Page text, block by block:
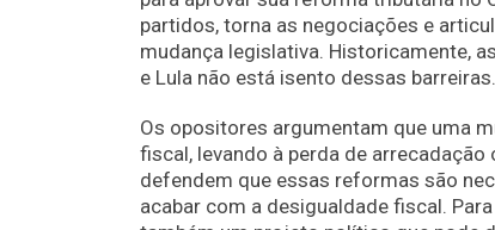
partidos, torna as negociações e
mudança legislativa. Historicamente,
e Lula não está isento dessas barreiras.
Os opositores argumentam que uma
fiscal, levando à perda de
defendem que essas reformas são
acabar com a desigualdade fiscal.